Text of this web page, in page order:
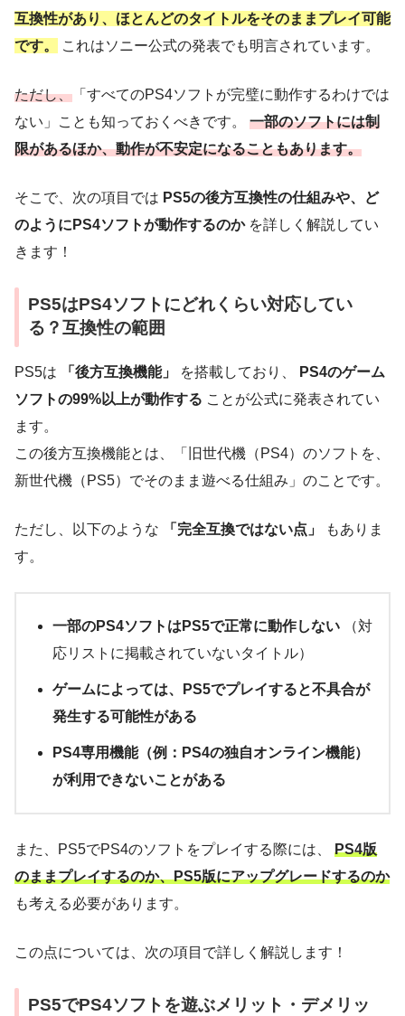
互換性があり、ほとんどのタイトルをそのままプレイ可能
です。
これはソニー公式の発表でも明言されています。
ただし、 「すべてのPS4ソフトが完璧に動作するわけでは
ない」ことも知っておくべきです。 一部のソフトには制
限があるほか、動作が不安定になることもあります。
そこで、次の項目では PS5の後方互換性の仕組みや、ど
のようにPS4ソフトが動作するのかを詳しく解説してい
きます！
PS5はPS4ソフトにどれくらい対応してい
る？互換性の範囲
PS5は 「後方互換機能」 を搭載しており、
PS4のゲーム
ソフトの99%以上が動作する ことが公式に発表されてい
ます。
この後方互換機能とは、「旧世代機（PS4）のソフトを、
新世代機（PS5）でそのまま遊べる仕組み」のことです。
ただし、以下のような 「完全互換ではない点」
もありま
す。
一部のPS4ソフトはPS5で正常に動作しない （対
応リストに掲載されていないタイトル）
ゲームによっては、PS5でプレイすると不具合が
発生する可能性がある
PS4専用機能（例：PS4の独自オンライン機能）
が利用できないことがある
また、PS5でPS4のソフトをプレイする際には、 PS4版
のままプレイするのか、PS5版にアップグレードするのか
も考える必要があります。
この点については、次の項目で詳しく解説します！
PS5でPS4ソフトを遊ぶメリット・デメリッ